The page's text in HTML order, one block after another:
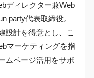
ディレクター兼Web
party代表取締役。
設計を得意とし、こ
マーケティングを指
ムページ活用をサポ